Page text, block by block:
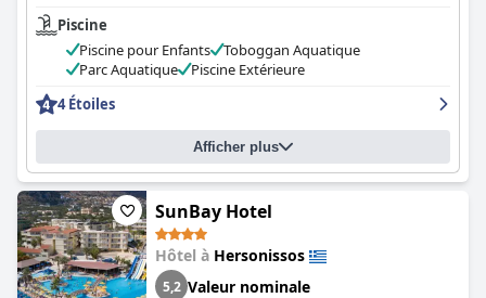
Piscine
Piscine pour Enfants
Toboggan Aquatique
Parc Aquatique
Piscine Extérieure
4 Étoiles
Afficher plus
SunBay Hotel
Hôtel à Hersonissos
5,2 Valeur nominale